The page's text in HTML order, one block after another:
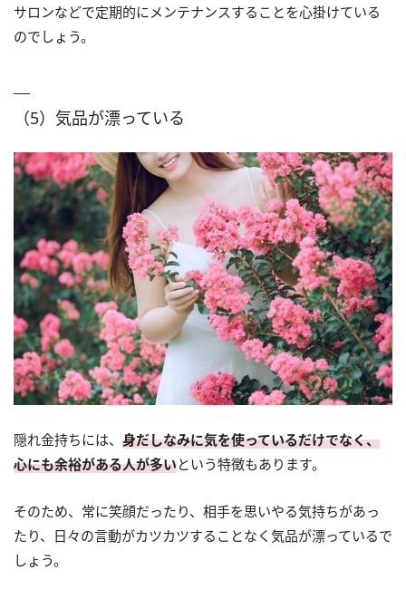
サロンなどで定期的にメンテナンスすることを心掛けている
のでしょう。
（5）気品が漂っている
隠れ金持ちには、 身だしなみに気を使っているだけでなく、
心にも余裕がある人が多いという特徴もあります。
そのため、常に笑顔だったり、相手を思いやる気持ちがあっ
たり、日々の言動がカツカツすることなく気品が漂っているで
しょう。